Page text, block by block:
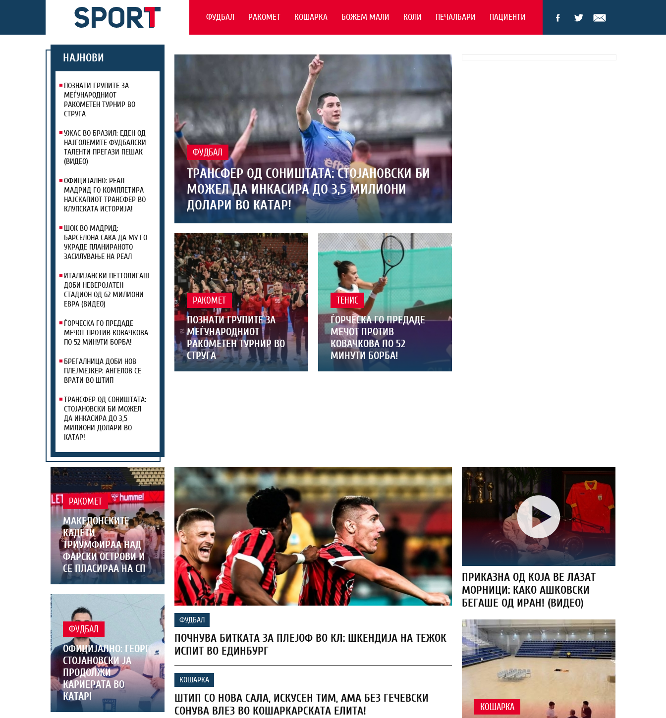
ФУДБАЛ РАКОМЕТ КОШАРКА БОЖЕМ МАЛИ КОЛИ ПЕЧАЛБАРИ ПАЦИЕНТИ
НАЈНОВИ
ПОЗНАТИ ГРУПИТЕ ЗА
МЕЃУНАРОДНИОТ
РАКОМЕТЕН ТУРНИР ВО
СТРУГА
УЖАС ВО БРАЗИЛ: ЕДЕН ОД
НАЈГОЛЕМИТЕ ФУДБАЛСКИ
ТАЛЕНТИ ПРЕГАЗИ ПЕШАК
(ВИДЕО)
ОФИЦИЈАЛНО: РЕАЛ
МАДРИД ГО КОМПЛЕТИРА
НАЈСКАПИОТ ТРАНСФЕР ВО
КЛУПСКАТА ИСТОРИЈА!
ШОК ВО МАДРИД:
БАРСЕЛОНА САКА ДА МУ ГО
УКРАДЕ ПЛАНИРАНОТО
ЗАСИЛУВАЊЕ НА РЕАЛ
ИТАЛИЈАНСКИ ПЕТТОЛИГАШ
ДОБИ НЕВЕРОЈАТЕН
СТАДИОН ОД 62 МИЛИОНИ
ЕВРА (ВИДЕО)
ЃОРЧЕСКА ГО ПРЕДАДЕ
МЕЧОТ ПРОТИВ КОВАЧКОВА
ПО 52 МИНУТИ БОРБА!
БРЕГАЛНИЦА ДОБИ НОВ
ПЛЕЈМЕЈКЕР: АНГЕЛОВ СЕ
ВРАТИ ВО ШТИП
ТРАНСФЕР ОД СОНИШТАТА:
СТОЈАНОВСКИ БИ МОЖЕЛ
ДА ИНКАСИРА ДО 3,5
МИЛИОНИ ДОЛАРИ ВО
КАТАР!
ФУДБАЛ
ТРАНСФЕР ОД СОНИШТАТА: СТОЈАНОВСКИ БИ
МОЖЕЛ ДА ИНКАСИРА ДО 3,5 МИЛИОНИ
ДОЛАРИ ВО КАТАР!
РАКОМЕТ
ПОЗНАТИ ГРУПИТЕ ЗА
МЕЃУНАРОДНИОТ
РАКОМЕТЕН ТУРНИР ВО
СТРУГА
ТЕНИС
ЃОРЧЕСКА ГО ПРЕДАДЕ
МЕЧОТ ПРОТИВ
КОВАЧКОВА ПО 52
МИНУТИ БОРБА!
РАКОМЕТ
МАКЕДОНСКИТЕ
КАДЕТИ
ТРИУМФИРАА НАД
ФАРСКИ ОСТРОВИ И
СЕ ПЛАСИРАА НА СП
ФУДБАЛ
ОФИЦИЈАЛНО: ГЕОРГ
СТОЈАНОВСКИ ЈА
ПРОДОЛЖИ
КАРИЕРАТА ВО
КАТАР!
ФУДБАЛ
ПОЧНУВА БИТКАТА ЗА ПЛЕЈОФ ВО КЛ: ШКЕНДИЈА НА ТЕЖОК
ИСПИТ ВО ЕДИНБУРГ
КОШАРКА
ШТИП СО НОВА САЛА, ИСКУСЕН ТИМ, АМА БЕЗ ГЕЧЕВСКИ
СОНУВА ВЛЕЗ ВО КОШАРКАРСКАТА ЕЛИТА!
ПРИКАЗНА ОД КОЈА ВЕ ЛАЗАТ
МОРНИЦИ: КАКО АШКОВСКИ
БЕГАШЕ ОД ИРАН! (ВИДЕО)
КОШАРКА